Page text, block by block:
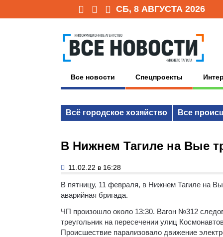
СБ, 8 АВГУСТА 2026
Все новости Спецпроекты
Всё городское хозяйство Все
В Нижнем Тагиле на Вые
11.02.22 в 16:28
В пятницу, 11 февраля, в Нижнем Тагиле на
аварийная бригада.
ЧП произошло около 13:30. Вагон №312
треугольник на пересечении улиц
Происшествие парализовало движение